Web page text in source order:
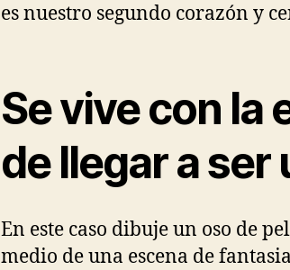
es nuestro segundo corazón y
Se vive con la
de llegar a
En este caso dibuje un oso de
medio de una escena de